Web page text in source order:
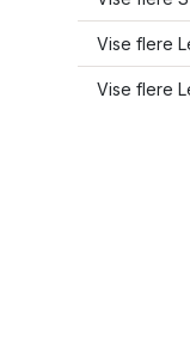
Vise flere
Vise flere